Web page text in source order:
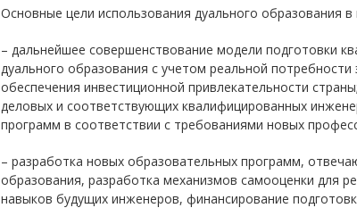
Основные цели использования дуального образования
– дальнейшее совершенствование модели подготовки
дуального образования с учетом реальной
обеспечения инвестиционной привлекательности
деловых и соответствующих квалифицированных
программ в соответствии с требованиями новых
– разработка новых образовательных программ,
образования, разработка механизмов самооценки для
навыков будущих инженеров, финансирование